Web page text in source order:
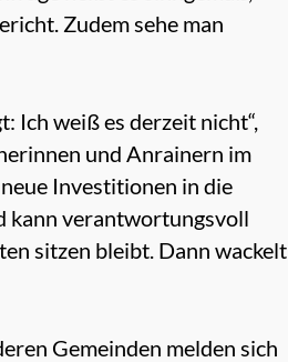
Zudem sehe man
Ich weiß es derzeit nicht“,
und Anrainern im
Investitionen in die
kann verantwortungsvoll
sitzen bleibt. Dann wackelt
Gemeinden melden sich